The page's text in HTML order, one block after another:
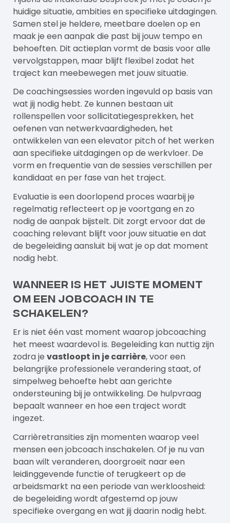
huidige situatie, ambities en specifieke uitdagingen.
Samen stel je heldere, meetbare doelen op en
maak je een aanpak die past bij jouw tempo en
behoeften. Dit actieplan vormt de basis voor alle
vervolgstappen, maar blijft flexibel zodat het
traject kan meebewegen met jouw situatie.
De coachingsessies worden ingevuld op basis van
wat jij nodig hebt. Ze kunnen bestaan uit
rollenspellen voor sollicitatiegesprekken, het
oefenen van netwerkvaardigheden, het
ontwikkelen van een elevator pitch of het werken
aan specifieke uitdagingen op de werkvloer. De
vorm en frequentie van de sessies verschillen per
kandidaat en per fase van het traject.
Evaluatie is een doorlopend proces waarbij je
regelmatig reflecteert op je voortgang en zo
nodig de aanpak bijstelt. Dit zorgt ervoor dat de
coaching relevant blijft voor jouw situatie en dat
de begeleiding aansluit bij wat je op dat moment
nodig hebt.
Wanneer is het juiste moment
om een jobcoach in te
schakelen?
Er is niet één vast moment waarop jobcoaching
het meest waardevol is. Begeleiding kan nuttig zijn
zodra je vastloopt in je carrière, voor een
belangrijke professionele verandering staat, of
simpelweg behoefte hebt aan gerichte
ondersteuning bij je ontwikkeling. De hulpvraag
bepaalt wanneer en hoe een traject wordt
ingezet.
Carrièretransities zijn momenten waarop veel
mensen een jobcoach inschakelen. Of je nu van
baan wilt veranderen, doorgroeit naar een
leidinggevende functie of terugkeert op de
arbeidsmarkt na een periode van werkloosheid:
de begeleiding wordt afgestemd op jouw
specifieke overgang en wat jij daarin nodig hebt.